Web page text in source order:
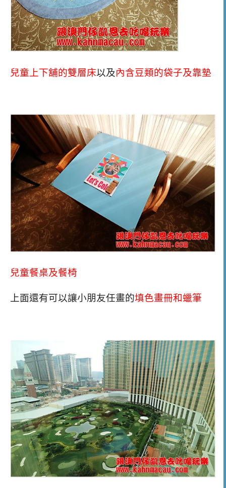
兒童上下舖的雙層床以及內含豆類的袋子及靠墊
兒童餐桌及餐椅
上面還有可以讓小朋友任畫的填色畫冊和蠟筆